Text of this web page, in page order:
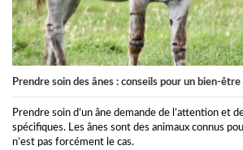
Prendre soin des ânes : conseils pour un bien-être
Prendre soin d’un âne demande de l’attention et
spécifiques. Les ânes sont des animaux connus
n’est pas forcément le cas.